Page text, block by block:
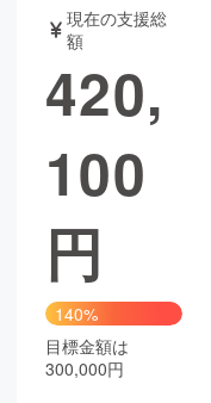
音楽
ゲーム・サ
Creation
コミュニティ
現在の支援総
額
420,
100
円
140%
目標金額は
300,000円